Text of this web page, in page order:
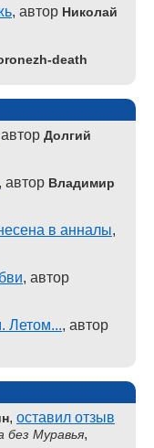
, автор Николай
death
Долгий
, автор Владимир
в анналы,
, автор
Летом..., автор
, оставил отзыв
без Муравья,